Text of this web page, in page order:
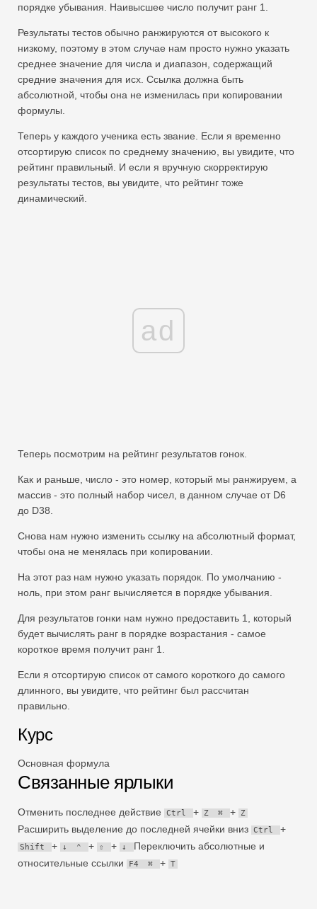
порядке убывания. Наивысшее число получит ранг 1.
Результаты тестов обычно ранжируются от высокого к
низкому, поэтому в этом случае нам просто нужно указать
среднее значение для числа и диапазон, содержащий
средние значения для исх. Ссылка должна быть
абсолютной, чтобы она не изменилась при копировании
формулы.
Теперь у каждого ученика есть звание. Если я временно
отсортирую список по среднему значению, вы увидите, что
рейтинг правильный. И если я вручную скорректирую
результаты тестов, вы увидите, что рейтинг тоже
динамический.
ad
Теперь посмотрим на рейтинг результатов гонок.
Как и раньше, число - это номер, который мы ранжируем, а
массив - это полный набор чисел, в данном случае от D6
до D38.
Снова нам нужно изменить ссылку на абсолютный формат,
чтобы она не менялась при копировании.
На этот раз нам нужно указать порядок. По умолчанию -
ноль, при этом ранг вычисляется в порядке убывания.
Для результатов гонки нам нужно предоставить 1, который
будет вычислять ранг в порядке возрастания - самое
короткое время получит ранг 1.
Если я отсортирую список от самого короткого до самого
длинного, вы увидите, что рейтинг был рассчитан
правильно.
Курс
Основная формула
Связанные ярлыки
Отменить последнее действие Ctrl + Z ⌘ + Z
Расширить выделение до последней ячейки вниз Ctrl +
Shift + ↓ ⌃ + ⇧ + ↓
Переключить абсолютные и
относительные ссылки
F4 ⌘ + T